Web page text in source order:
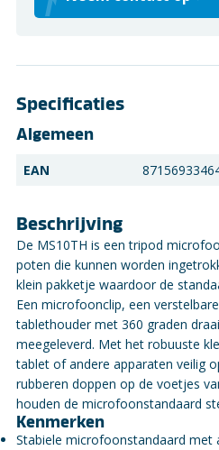
Specificaties
Algemeen
EAN
Beschrijving
De MS10TH is een tripod
poten die kunnen worden
klein pakketje waardoor de
Een microfoonclip, een
tablethouder met 360 graden
meegeleverd. Met het robuuste
tablet of andere apparaten veilig
rubberen doppen op de voetjes
houden de microfoonstandaard
Kenmerken
Stabiele microfoonstandaard met